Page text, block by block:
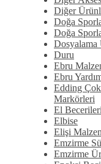
Diğer
Doğa
Doğa
Dosyalama
Duru
Ebru
Ebru
Edding
Markörleri
El Becerileri
Elbise
Elişi
Emzirme
Emzirme